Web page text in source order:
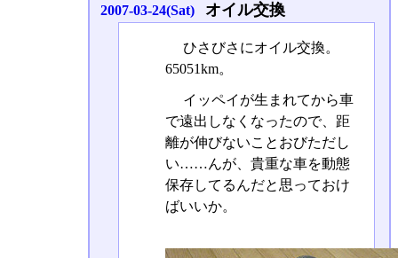
2007-03-24(Sat) オイル交換
ひさびさにオイル交換。
65051km。
イッペイが生まれてから車
で遠出しなくなったので、距
離が伸びないことおびただし
い……んが、貴重な車を動態
保存してるんだと思っておけ
ばいいか。